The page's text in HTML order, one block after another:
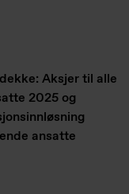
Aksjer til alle
2025 og
ansatte